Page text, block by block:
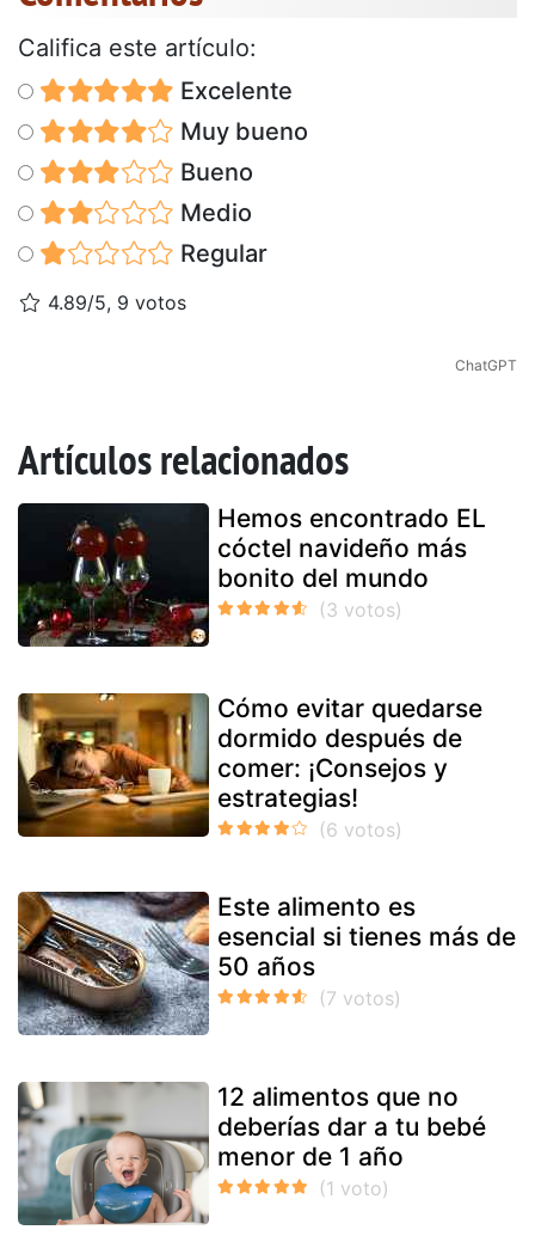
Califica este artículo:
Excelente
Muy bueno
Bueno
Medio
Regular
4.89/5, 9 votos
ChatGPT
Artículos relacionados
Hemos encontrado EL
cóctel navideño más
bonito del mundo
Cómo evitar quedarse
dormido después de
comer: ¡Consejos y
estrategias!
Este alimento es
esencial si tienes más de
50 años
12 alimentos que no
deberías dar a tu bebé
menor de 1 año